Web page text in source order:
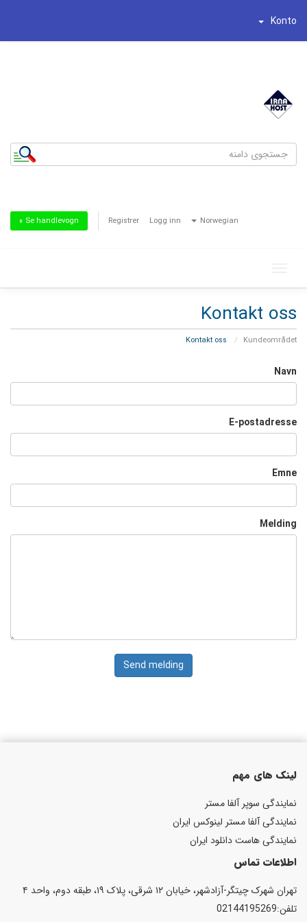
Konto
Norwegian
Logg inn
Registrer
Se handlevogn »
navigation
Kontakt oss
Kundeområdet
Navn
E-postadresse
Emne
Melding
Send melding
لینک های مهم
نمایندگی سوپر آلفا مستر
نمایندگی آلفا مستر لینوکس ایران
نمایندگی هاست دانلود ایران
اطلاعات تماس
تهران شهرک چیتگر-آزادشهر، خیابان ۱۲ شرقی، پلاک ۱۹، طبقه دوم، واحد ۴
تلفن:02144195269